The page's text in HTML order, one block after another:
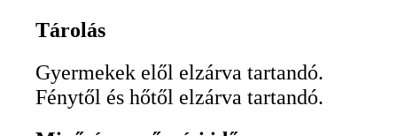
Tárolás
Gyermekek elől elzárva tartandó.
Fénytől és hőtől elzárva tartandó.